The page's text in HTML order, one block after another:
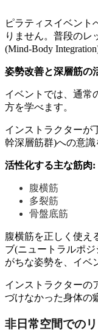
ピラティスイベント
りません。普段のレ
(Mind-Body
姿勢改善と深層筋の
イベントでは、通常
方を学べます。
インストラクターが
幹深層筋群)への意識
活性化する主な筋肉:
腹横筋
多裂筋
骨盤底筋
腹横筋を正しく使え
ブ(ニュートラルポ
がちな姿勢を、イベ
インストラクターの
づけなかった身体の
非日常空間での